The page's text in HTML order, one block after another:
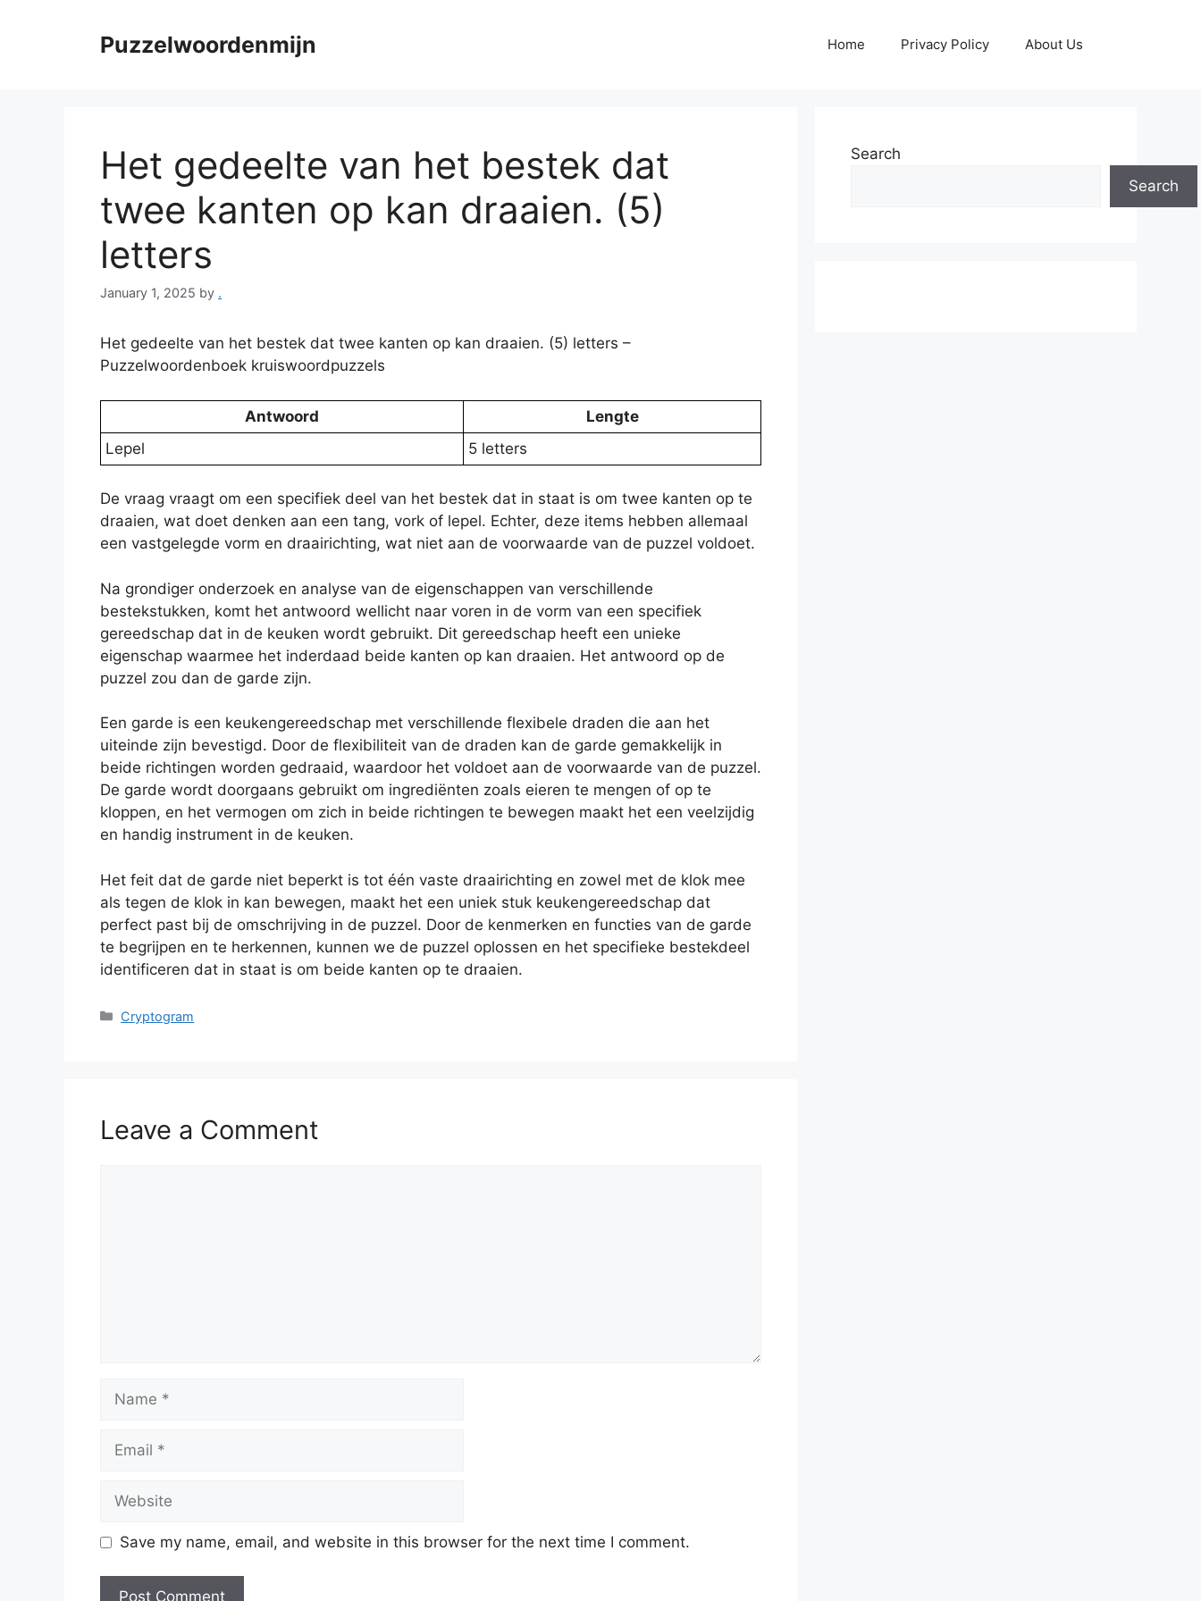
Puzzelwoordenmijn Home Privacy Policy About Us
Het gedeelte van het bestek dat
twee kanten op kan draaien. (5)
letters
January 1, 2025 by .
Het gedeelte van het bestek dat twee kanten op kan draaien. (5) letters –
Puzzelwoordenboek kruiswoordpuzzels
Antwoord
Lengte
Lepel
5 letters
De vraag vraagt om een specifiek deel van het bestek dat in staat is om twee kanten op te
draaien, wat doet denken aan een tang, vork of lepel. Echter, deze items hebben allemaal
een vastgelegde vorm en draairichting, wat niet aan de voorwaarde van de puzzel voldoet.
Na grondiger onderzoek en analyse van de eigenschappen van verschillende
bestekstukken, komt het antwoord wellicht naar voren in de vorm van een specifiek
gereedschap dat in de keuken wordt gebruikt. Dit gereedschap heeft een unieke
eigenschap waarmee het inderdaad beide kanten op kan draaien. Het antwoord op de
puzzel zou dan de garde zijn.
Een garde is een keukengereedschap met verschillende flexibele draden die aan het
uiteinde zijn bevestigd. Door de flexibiliteit van de draden kan de garde gemakkelijk in
beide richtingen worden gedraaid, waardoor het voldoet aan de voorwaarde van de puzzel.
De garde wordt doorgaans gebruikt om ingrediënten zoals eieren te mengen of op te
kloppen, en het vermogen om zich in beide richtingen te bewegen maakt het een veelzijdig
en handig instrument in de keuken.
Het feit dat de garde niet beperkt is tot één vaste draairichting en zowel met de klok mee
als tegen de klok in kan bewegen, maakt het een uniek stuk keukengereedschap dat
perfect past bij de omschrijving in de puzzel. Door de kenmerken en functies van de garde
te begrijpen en te herkennen, kunnen we de puzzel oplossen en het specifieke bestekdeel
identificeren dat in staat is om beide kanten op te draaien.
Categories
Cryptogram
Leave a Comment
Save my name, email, and website in this browser for the next time I comment.
Search
Search